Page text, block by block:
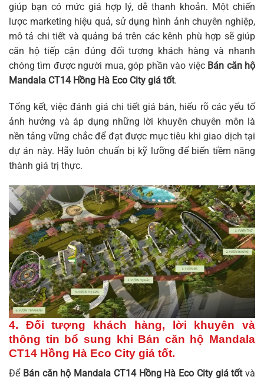
giúp bạn có mức giá hợp lý, dễ thanh khoản. Một chiến
lược marketing hiệu quả, sử dụng hình ảnh chuyên nghiệp,
mô tả chi tiết và quảng bá trên các kênh phù hợp sẽ giúp
căn hộ tiếp cận đúng đối tượng khách hàng và nhanh
chóng tìm được người mua, góp phần vào việc Bán căn hộ
Mandala CT14 Hồng Hà Eco City giá tốt.
Tổng kết, việc đánh giá chi tiết giá bán, hiểu rõ các yếu tố
ảnh hưởng và áp dụng những lời khuyên chuyên môn là
nền tảng vững chắc để đạt được mục tiêu khi giao dịch tại
dự án này. Hãy luôn chuẩn bị kỹ lưỡng để biến tiềm năng
thành giá trị thực.
4. Đối tượng khách hàng, lời khuyên và
thông tin bổ sung khi Bán căn hộ Mandala
CT14 Hồng Hà Eco City giá tốt.
Để Bán căn hộ Mandala CT14 Hồng Hà Eco City giá tốtvà